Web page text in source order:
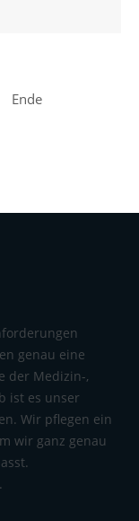
Ende
genau eine
der Medizin-,
ist es unser
Wir pflegen ein
wir ganz genau